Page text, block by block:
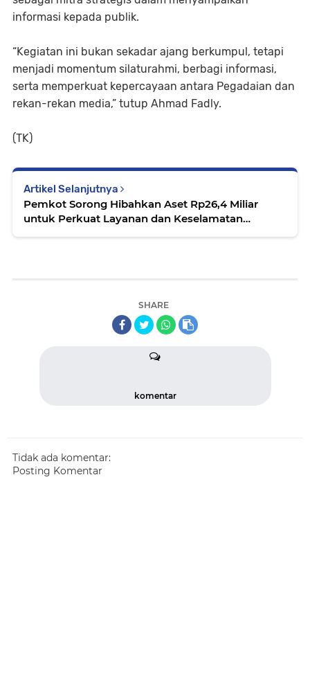
informasi kepada publik.
“Kegiatan ini bukan sekadar ajang berkumpul, tetapi
menjadi momentum silaturahmi, berbagi informasi,
serta memperkuat kepercayaan antara Pegadaian dan
rekan-rekan media,” tutup Ahmad Fadly.
(TK)
Artikel Selanjutnya
Pemkot Sorong Hibahkan Aset Rp26,4 Miliar
untuk Perkuat Layanan dan Keselamatan
SHARE
komentar
Tidak ada komentar:
Posting Komentar